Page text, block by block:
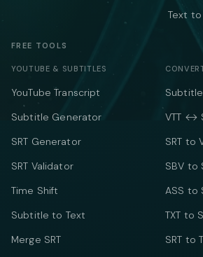
Text
FREE TOOLS
YOUTUBE & SUBTITLES
YouTube Transcript
Subtitle Generator
SRT Generator
SRT Validator
Time Shift
Subtitle to Text
Merge SRT
VTT ↔
SRT to
SBV to
ASS to
TXT to
SRT to